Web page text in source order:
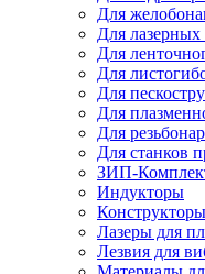
Для
Для лазерных
Для
Для
Для
Для
Для
Для станков
ЗИП-
Индукторы
Лазеры для
Лезвия для